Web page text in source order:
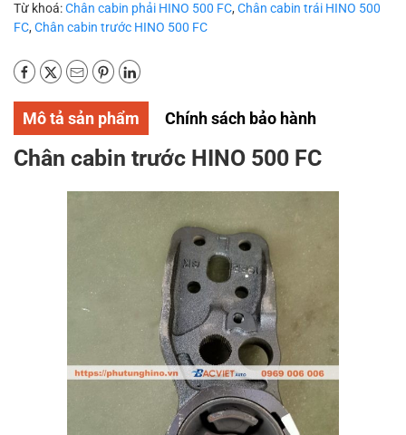
Từ khoá:Chân cabin phải HINO 500 FC, Chân cabin trái HINO 500
FC, Chân cabin trước HINO 500 FC
Mô tả sản phẩm Chính sách bảo hành
Chân cabin trước HINO 500 FC